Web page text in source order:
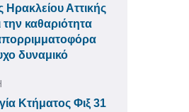
Αττικής
την καθαριότητα
δυναμικό
Κτήματος Φιξ 31